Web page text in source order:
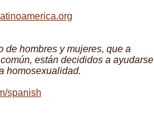
de hombres y mujeres, que a
están decididos a ayudarse
homosexualidad.
spanish